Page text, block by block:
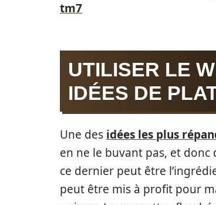
tm7
UTILISER LE
IDÉES DE
Une des idées les plus
en ne le buvant pas, et donc
ce dernier peut être
peut être mis à profit pour